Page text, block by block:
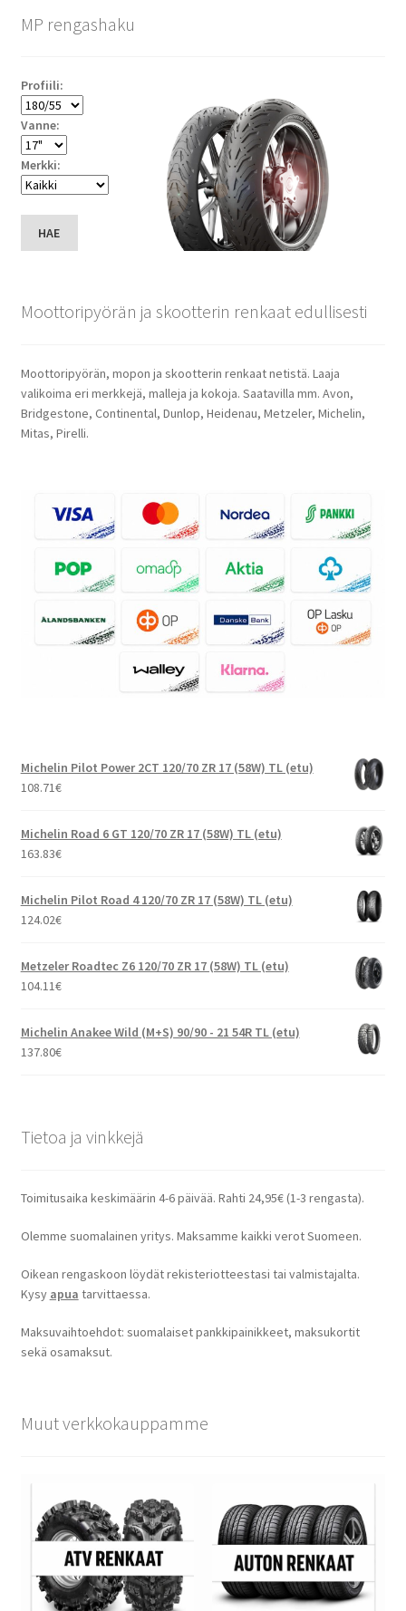
MP rengashaku
Profiili:
Vanne:
Merkki:
HAE
Moottoripyörän ja skootterin renkaat edullisesti
Moottoripyörän, mopon ja skootterin renkaat netistä. Laaja
valikoima eri merkkejä, malleja ja kokoja. Saatavilla mm. Avon,
Bridgestone, Continental, Dunlop, Heidenau, Metzeler, Michelin,
Mitas, Pirelli.
Michelin Pilot Power 2CT 120/70 ZR 17 (58W) TL (etu)
108.71€
Michelin Road 6 GT 120/70 ZR 17 (58W) TL (etu)
163.83€
Michelin Pilot Road 4 120/70 ZR 17 (58W) TL (etu)
124.02€
Metzeler Roadtec Z6 120/70 ZR 17 (58W) TL (etu)
104.11€
Michelin Anakee Wild (M+S) 90/90 - 21 54R TL (etu)
137.80€
Tietoa ja vinkkejä
Toimitusaika keskimäärin 4-6 päivää. Rahti 24,95€ (1-3 rengasta).
Olemme suomalainen yritys. Maksamme kaikki verot Suomeen.
Oikean rengaskoon löydät rekisteriotteestasi tai valmistajalta.
Kysy apua tarvittaessa.
Maksuvaihtoehdot: suomalaiset pankkipainikkeet, maksukortit
sekä osamaksut.
Muut verkkokauppamme